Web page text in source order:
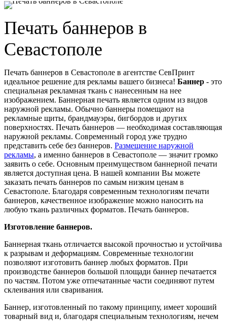
Печать баннеров в
Севастополе
Печать баннеров в Севастополе в агентстве СевПринт
идеальное решение для рекламы вашего бизнеса! Баннер - это
специальная рекламная ткань с нанесенным на нее
изображением. Баннерная печать является одним из видов
наружной рекламы. Обычно баннеры помещают на
рекламные щиты, брандмауэры, бигбордов и других
поверхностях. Печать баннеров — необходимая составляющая
наружной рекламы. Современный город уже трудно
представить себе без баннеров. Размещение наружной
рекламы, а именно баннеров в Севастополе — значит громко
заявить о себе. Основным преимуществом баннерной печати
является доступная цена. В нашей компании Вы можете
заказать печать баннеров по самым низким ценам в
Севастополе. Благодаря современным технологиям печати
баннеров, качественное изображение можно наносить на
любую ткань различных форматов. Печать баннеров.
Изготовление баннеров.
Баннерная ткань отличается высокой прочностью и устойчива
к разрывам и деформациям. Современные технологии
позволяют изготовить баннер любых форматов. При
производстве баннеров большой площади баннер печатается
по частям. Потом уже отпечатанные части соединяют путем
склеивания или сваривания.
Баннер, изготовленный по такому принципу, имеет хороший
товарный вид и, благодаря специальным технологиям, нечем